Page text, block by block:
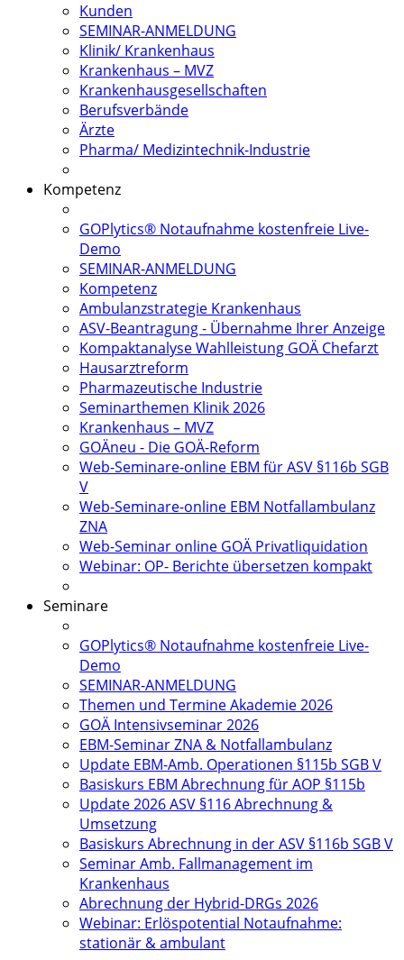
Kunden
SEMINAR-ANMELDUNG
Klinik/ Krankenhaus
Krankenhaus – MVZ
Krankenhausgesellschaften
Berufsverbände
Ärzte
Pharma/ Medizintechnik-Industrie
Kompetenz
GOPlytics® Notaufnahme kostenfreie Live-
Demo
SEMINAR-ANMELDUNG
Kompetenz
Ambulanzstrategie Krankenhaus
ASV-Beantragung - Übernahme Ihrer Anzeige
Kompaktanalyse Wahlleistung GOÄ Chefarzt
Hausarztreform
Pharmazeutische Industrie
Seminarthemen Klinik 2026
Krankenhaus – MVZ
GOÄneu - Die GOÄ-Reform
Web-Seminare-online EBM für ASV §116b SGB
V
Web-Seminare-online EBM Notfallambulanz
ZNA
Web-Seminar online GOÄ Privatliquidation
Webinar: OP- Berichte übersetzen kompakt
Seminare
GOPlytics® Notaufnahme kostenfreie Live-
Demo
SEMINAR-ANMELDUNG
Themen und Termine Akademie 2026
GOÄ Intensivseminar 2026
EBM-Seminar ZNA & Notfallambulanz
Update EBM-Amb. Operationen §115b SGB V
Basiskurs EBM Abrechnung für AOP §115b
Update 2026 ASV §116 Abrechnung &
Umsetzung
Basiskurs Abrechnung in der ASV §116b SGB V
Seminar Amb. Fallmanagement im
Krankenhaus
Abrechnung der Hybrid-DRGs 2026
Webinar: Erlöspotential Notaufnahme:
stationär & ambulant